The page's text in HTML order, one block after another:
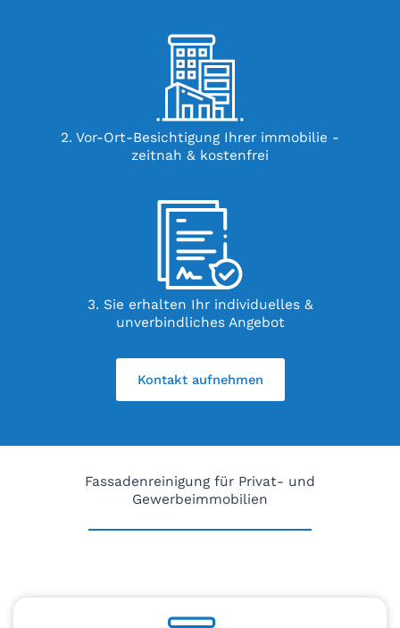
2. Vor-Ort-Besichtigung Ihrer immobilie -
zeitnah & kostenfrei
3. Sie erhalten Ihr individuelles &
unverbindliches Angebot
Kontakt aufnehmen
Fassadenreinigung für Privat- und
Gewerbeimmobilien